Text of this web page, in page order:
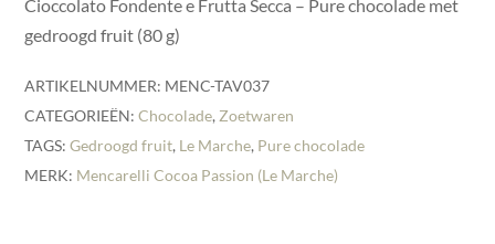
Cioccolato Fondente e Frutta Secca – Pure chocolade met
gedroogd fruit (80 g)
ARTIKELNUMMER: MENC-TAV037
CATEGORIEËN:Chocolade, Zoetwaren
TAGS:Gedroogd fruit, Le Marche, Pure chocolade
MERK: Mencarelli Cocoa Passion (Le Marche)